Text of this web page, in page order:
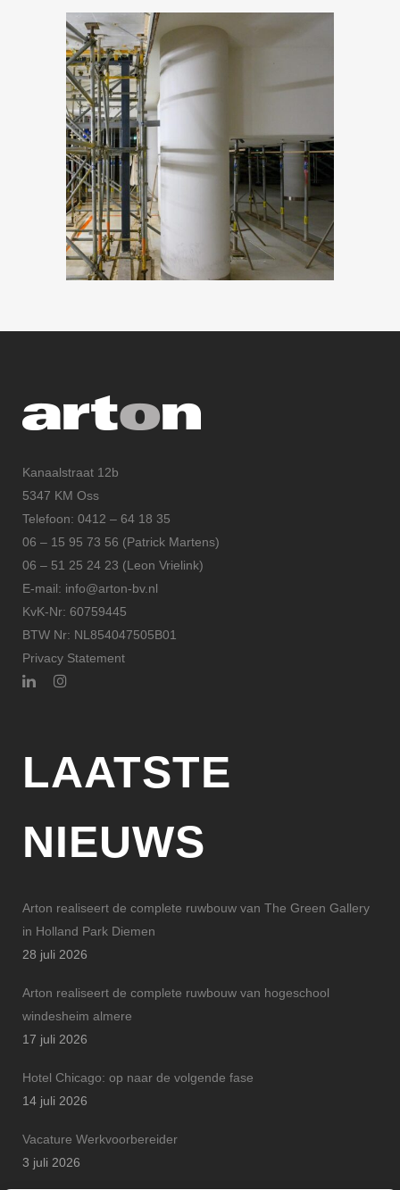
Kanaalstraat 12b
5347 KM Oss
Telefoon: 0412 – 64 18 35
06 – 15 95 73 56 (Patrick Martens)
06 – 51 25 24 23 (Leon Vrielink)
E-mail: info@arton-bv.nl
KvK-Nr: 60759445
BTW Nr: NL854047505B01
Privacy Statement
LAATSTE
NIEUWS
Arton realiseert de complete ruwbouw van The Green Gallery
in Holland Park Diemen
28 juli 2026
Arton realiseert de complete ruwbouw van hogeschool
windesheim almere
17 juli 2026
Hotel Chicago: op naar de volgende fase
14 juli 2026
Vacature Werkvoorbereider
3 juli 2026